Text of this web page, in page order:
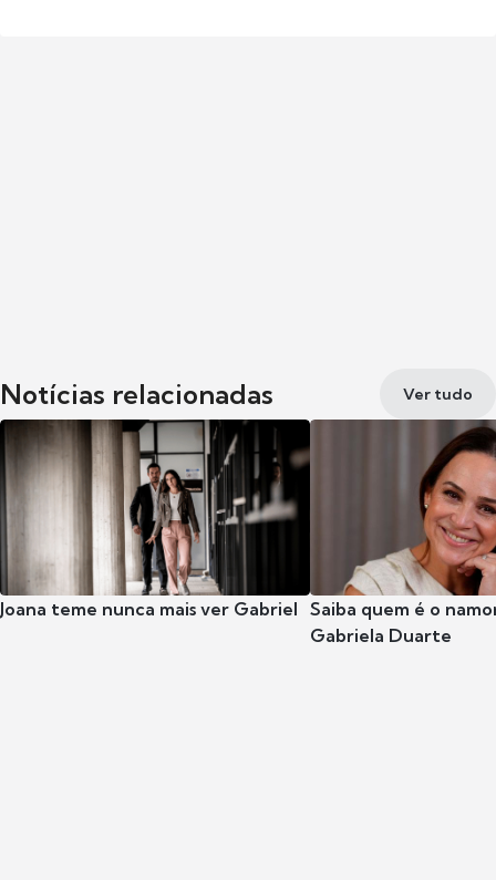
Notícias relacionadas Ver tudo
Joana teme nunca mais ver Gabriel Saiba quem é o
Gabriela Duarte